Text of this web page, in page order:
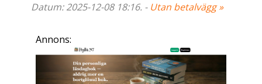
Datum: 2025-12-08 18:16. - Utan betalvägg »
Annons: